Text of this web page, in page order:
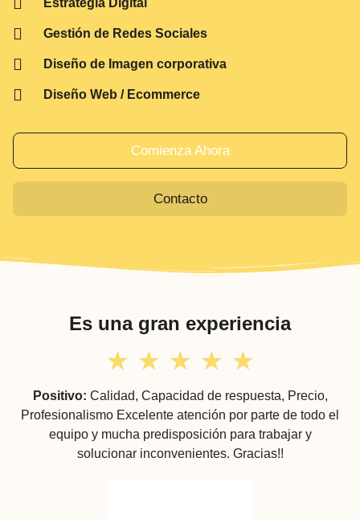
Estrategia Digital
Gestión de Redes Sociales
Diseño de Imagen corporativa
Diseño Web / Ecommerce
Comienza Ahora
Contacto
Es una gran experiencia
★ ★ ★ ★ ★
Positivo: Calidad, Capacidad de respuesta, Precio,
Profesionalismo Excelente atención por parte de todo el
equipo y mucha predisposición para trabajar y
solucionar inconvenientes. Gracias!!